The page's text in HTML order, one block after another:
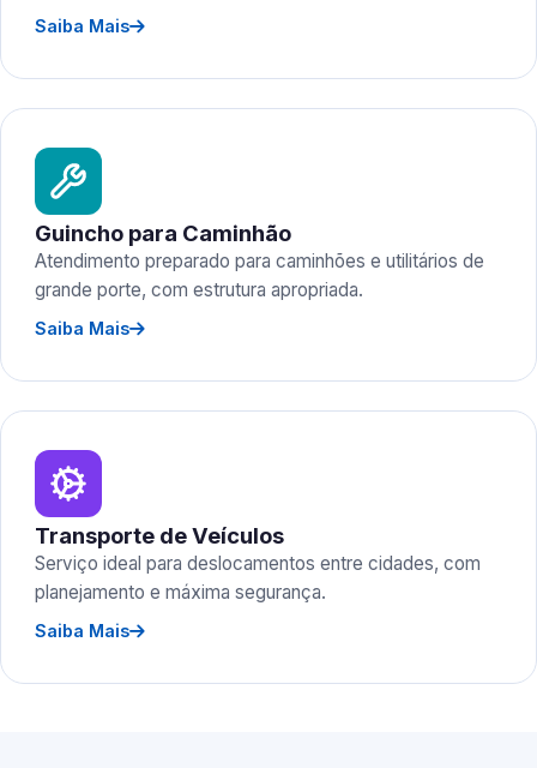
Saiba Mais
Guincho para Caminhão
Atendimento preparado para caminhões e utilitários de
grande porte, com estrutura apropriada.
Saiba Mais
Transporte de Veículos
Serviço ideal para deslocamentos entre cidades, com
planejamento e máxima segurança.
Saiba Mais